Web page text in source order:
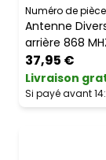
Numéro de
Antenne
arrière 868
37,95 €
Livraison
Si payé avant